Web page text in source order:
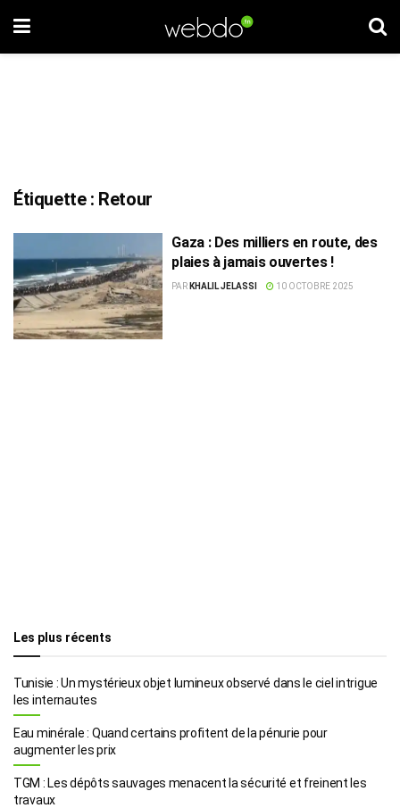
Étiquette : Retour
Gaza : Des milliers en route, des
plaies à jamais ouvertes !
PAR KHALIL JELASSI 10 OCTOBRE 2025
Les plus récents
Tunisie : Un mystérieux objet lumineux observé dans le ciel intrigue
les internautes
Eau minérale : Quand certains profitent de la pénurie pour
augmenter les prix
TGM : Les dépôts sauvages menacent la sécurité et freinent les
travaux